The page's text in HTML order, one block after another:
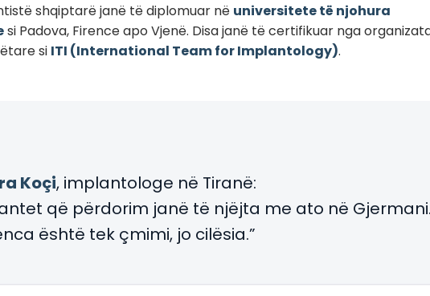
shqiptarë janë të diplomuar në universitete të njohura
si Padova, Firence apo Vjenë. Disa janë të certifikuar nga
si ITI (International Team for Implantology).
Koçi, implantologe në Tiranë:
që përdorim janë të njëjta me ato në Gjermani.
është tek çmimi, jo cilësia.”